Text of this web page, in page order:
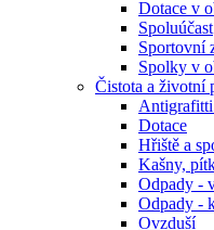
Dotace v
Spoluúčast
Sportovní
Spolky v
Čistota a životní
Antigrafitti
Dotace
Hřiště a
Kašny,
Odpady -
Odpady -
Ovzduší